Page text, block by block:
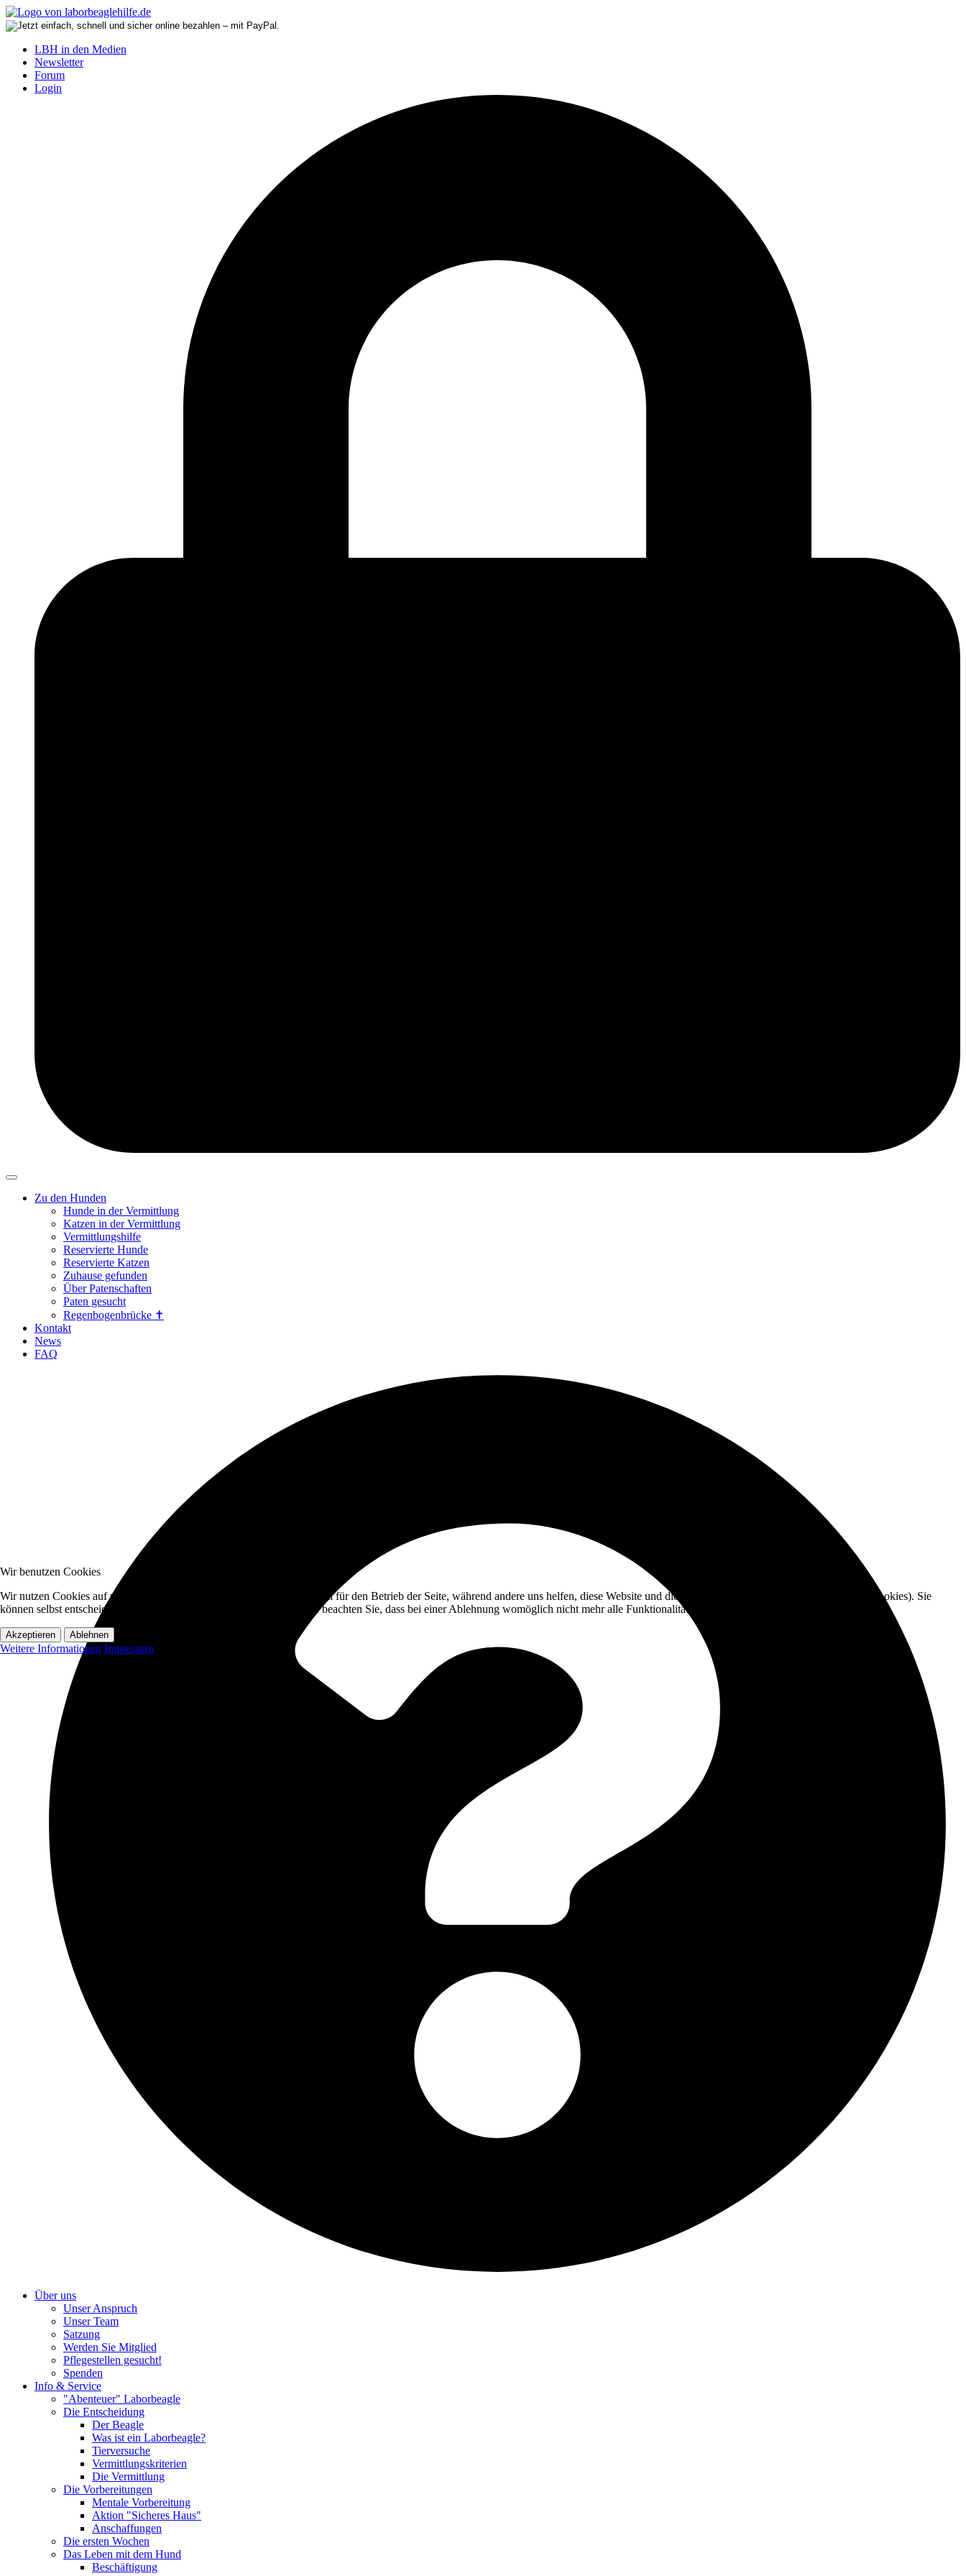
LBH in den Medien
Newsletter
Forum
Login
Zu den Hunden
Hunde in der Vermittlung
Katzen in der Vermittlung
Vermittlungshilfe
Reservierte Hunde
Reservierte Katzen
Zuhause gefunden
Über Patenschaften
Paten gesucht
Regenbogenbrücke ✝
Kontakt
News
FAQ
Über uns
Unser Anspruch
Unser Team
Satzung
Werden Sie Mitglied
Pflegestellen gesucht!
Spenden
Info & Service
"Abenteuer" Laborbeagle
Die Entscheidung
Der Beagle
Was ist ein Laborbeagle?
Tierversuche
Vermittlungskriterien
Die Vermittlung
Die Vorbereitungen
Mentale Vorbereitung
Aktion "Sicheres Haus"
Anschaffungen
Die ersten Wochen
Das Leben mit dem Hund
Beschäftigung
Wir benutzen Cookies
Wir nutzen Cookies auf unserer Website. Einige von ihnen sind essenziell für den Betrieb der Seite, während andere uns helfen, diese Website und die Nutzererfahrung zu verbessern (Tracking Cookies). Sie
können selbst entscheiden, ob Sie die Cookies zulassen möchten. Bitte beachten Sie, dass bei einer Ablehnung womöglich nicht mehr alle Funktionalitäten der Seite zur Verfügung stehen.
Akzeptieren Ablehnen
Weitere Informationen Impressum